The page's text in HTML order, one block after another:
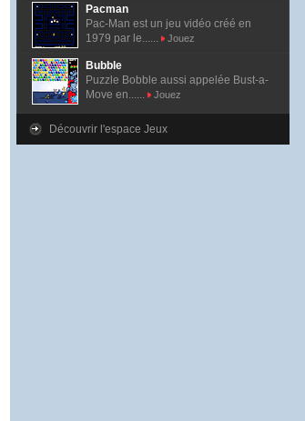
Pacman
Pac-Man est un jeu vidéo créé en
1979 par le......
Jouez
Bubble
Puzzle Bobble aussi appelée Bust-a-
Move en......
Jouez
Découvrir l'espace Jeux